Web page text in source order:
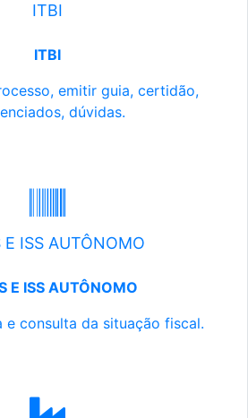
ITBI
ITBI
emitir guia, certidão,
dúvidas.
E ISS AUTÔNOMO
E ISS AUTÔNOMO
e consulta da situação fiscal.